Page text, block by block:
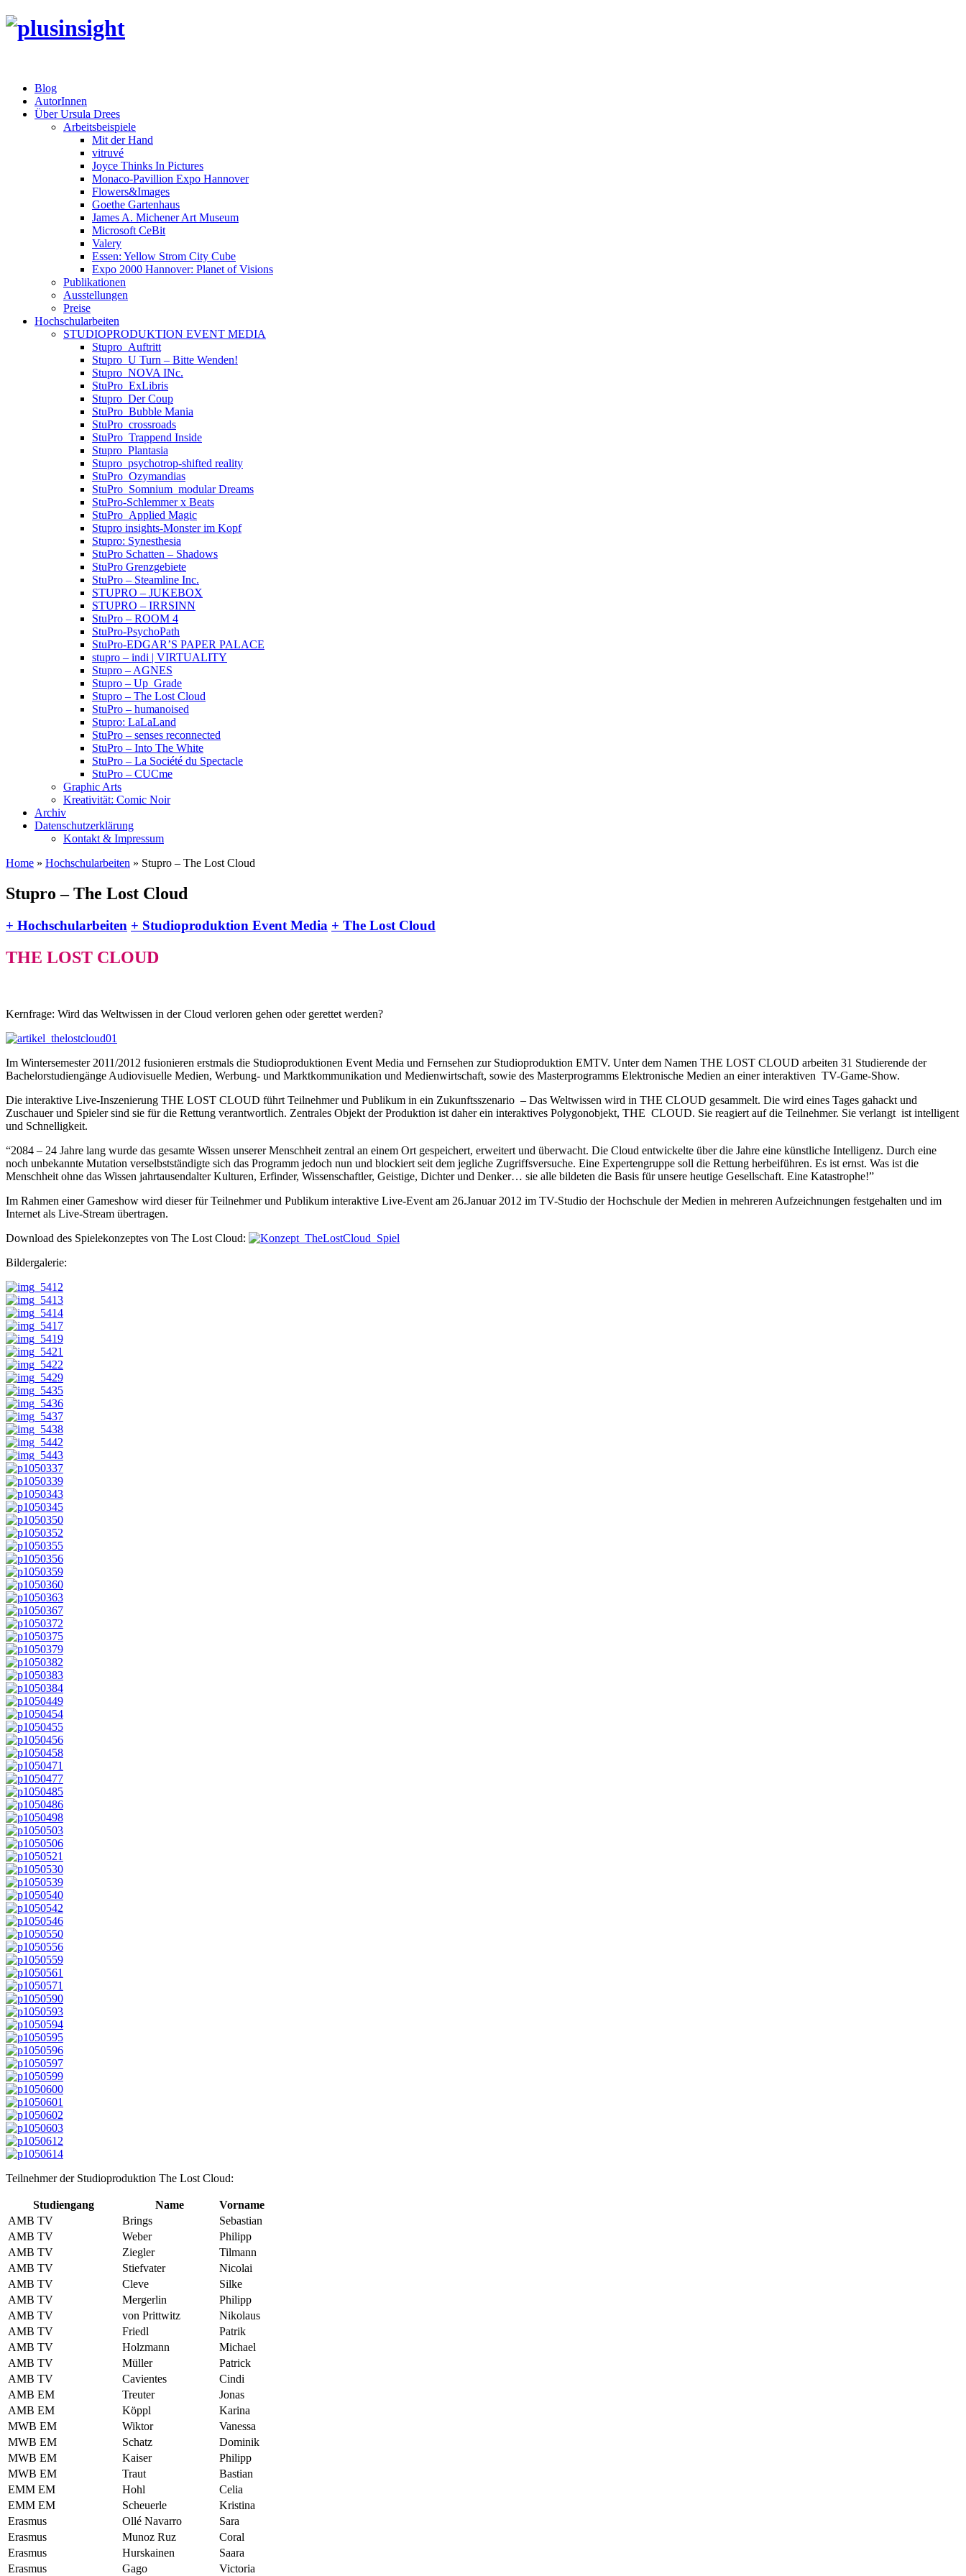
Blog
AutorInnen
Über Ursula Drees
Arbeitsbeispiele
Mit der Hand
vitruvé
Joyce Thinks In Pictures
Monaco-Pavillion Expo Hannover
Flowers&Images
Goethe Gartenhaus
James A. Michener Art Museum
Microsoft CeBit
Valery
Essen: Yellow Strom City Cube
Expo 2000 Hannover: Planet of Visions
Publikationen
Ausstellungen
Preise
Hochschularbeiten
STUDIOPRODUKTION EVENT MEDIA
Stupro_Auftritt
Stupro_U Turn – Bitte Wenden!
Stupro_NOVA INc.
StuPro_ExLibris
Stupro_Der Coup
StuPro_Bubble Mania
StuPro_crossroads
StuPro_Trappend Inside
Stupro_Plantasia
Stupro_psychotrop-shifted reality
StuPro_Ozymandias
StuPro_Somnium_modular Dreams
StuPro-Schlemmer x Beats
StuPro_Applied Magic
Stupro insights-Monster im Kopf
Stupro: Synesthesia
StuPro Schatten – Shadows
StuPro Grenzgebiete
StuPro – Steamline Inc.
STUPRO – JUKEBOX
STUPRO – IRRSINN
StuPro – ROOM 4
StuPro-PsychoPath
StuPro-EDGAR’S PAPER PALACE
stupro – indi | VIRTUALITY
Stupro – AGNES
Stupro – Up_Grade
Stupro – The Lost Cloud
StuPro – humanoised
Stupro: LaLaLand
StuPro – senses reconnected
StuPro – Into The White
StuPro – La Société du Spectacle
StuPro – CUCme
Graphic Arts
Kreativität: Comic Noir
Archiv
Datenschutzerklärung
Kontakt & Impressum
Home » Hochschularbeiten » Stupro – The Lost Cloud
Stupro – The Lost Cloud
+ Hochschularbeiten + Studioproduktion Event Media + The Lost Cloud
THE LOST CLOUD
Kernfrage: Wird das Weltwissen in der Cloud verloren gehen oder gerettet werden?
Im Wintersemester 2011/2012 fusionieren erstmals die Studioproduktionen Event Media und Fernsehen zur Studioproduktion EMTV. Unter dem Namen THE LOST CLOUD arbeiten 31 Studierende der
Bachelorstudiengänge Audiovisuelle Medien, Werbung- und Marktkommunikation und Medienwirtschaft, sowie des Masterprogramms Elektronische Medien an einer interaktiven TV-Game-Show.
Die interaktive Live-Inszenierung THE LOST CLOUD führt Teilnehmer und Publikum in ein Zukunftsszenario – Das Weltwissen wird in THE CLOUD gesammelt. Die wird eines Tages gahackt und
Zuschauer und Spieler sind sie für die Rettung verantwortlich. Zentrales Objekt der Produktion ist daher ein interaktives Polygonobjekt, THE CLOUD. Sie reagiert auf die Teilnehmer. Sie verlangt ist intelligent
und Schnelligkeit.
“2084 – 24 Jahre lang wurde das gesamte Wissen unserer Menschheit zentral an einem Ort gespeichert, erweitert und überwacht. Die Cloud entwickelte über die Jahre eine künstliche Intelligenz. Durch eine
noch unbekannte Mutation verselbstständigte sich das Programm jedoch nun und blockiert seit dem jegliche Zugriffsversuche. Eine Expertengruppe soll die Rettung herbeiführen. Es ist ernst. Was ist die
Menschheit ohne das Wissen jahrtausendalter Kulturen, Erfinder, Wissenschaftler, Geistige, Dichter und Denker… sie alle bildeten die Basis für unsere heutige Gesellschaft. Eine Katastrophe!”
Im Rahmen einer Gameshow wird dieser für Teilnehmer und Publikum interaktive Live-Event am 26.Januar 2012 im TV-Studio der Hochschule der Medien in mehreren Aufzeichnungen festgehalten und im
Internet als Live-Stream übertragen.
Download des Spielekonzeptes von The Lost Cloud:
Bildergalerie:
Teilnehmer der Studioproduktion The Lost Cloud:
Studiengang Name
Vorname
AMB TV
Brings
Sebastian
AMB TV
Weber
Philipp
AMB TV
Ziegler
Tilmann
AMB TV
Stiefvater
Nicolai
AMB TV
Cleve
Silke
AMB TV
Mergerlin
Philipp
AMB TV
von Prittwitz
Nikolaus
AMB TV
Friedl
Patrik
AMB TV
Holzmann
Michael
AMB TV
Müller
Patrick
AMB TV
Cavientes
Cindi
AMB EM
Treuter
Jonas
AMB EM
Köppl
Karina
MWB EM
Wiktor
Vanessa
MWB EM
Schatz
Dominik
MWB EM
Kaiser
Philipp
MWB EM
Traut
Bastian
EMM EM
Hohl
Celia
EMM EM
Scheuerle
Kristina
Erasmus
Ollé Navarro
Sara
Erasmus
Munoz Ruz
Coral
Erasmus
Hurskainen
Saara
Erasmus
Gago Victoria